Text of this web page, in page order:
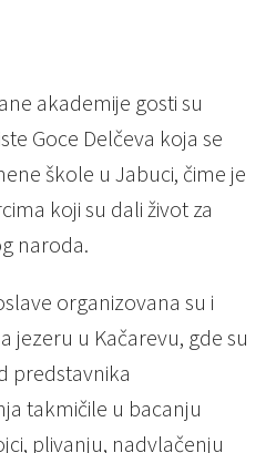
akademije gosti su
Goce Delčeva koja se
škole u Jabuci, čime je
koji su dali život za
naroda.
organizovana su i
jezeru u Kačarevu, gde su
predstavnika
takmičile u bacanju
plivanju, nadvlačenju